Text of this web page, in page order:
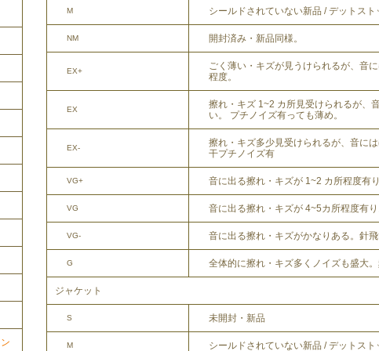
M シールドされていない新品 / デットスト
NM 開封済み・新品同様。
EX+
ごく薄い・キズが見うけられるが、音
程度。
EX
擦れ・キズ 1~2 カ所見受けられるが、
い。 プチノイズ有っても薄め。
EX-
擦れ・キズ多少見受けられるが、音に
干プチノイズ有
VG+ 音に出る擦れ・キズが 1~2 カ所程度有り
VG 音に出る擦れ・キズが 4~5カ所程度有り
VG- 音に出る擦れ・キズがかなりある。針飛
G 全体的に擦れ・キズ多くノイズも盛大。
ジャケット
S 未開封・新品
M シールドされていない新品 / デットスト